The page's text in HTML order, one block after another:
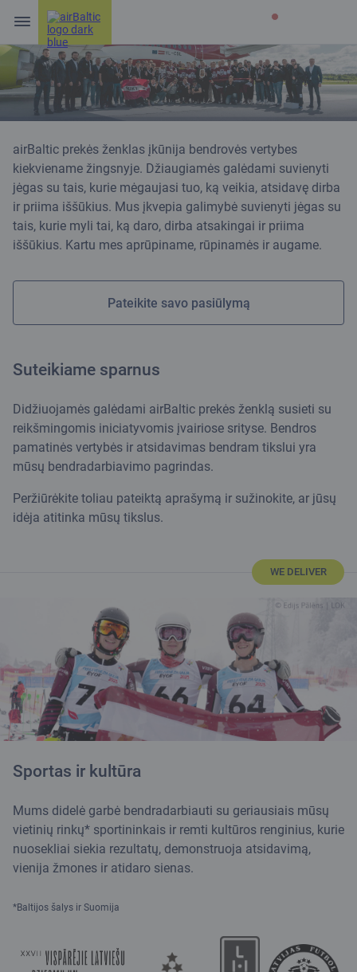
airBaltic prekės ženklas įkūnija bendrovės vertybes
kiekviename žingsnyje. Džiaugiamės galėdami suvienyti
jėgas su tais, kurie mėgaujasi tuo, ką veikia, atsidavę dirba
ir priima iššūkius. Mus įkvepia galimybė suvienyti jėgas su
tais, kurie myli tai, ką daro, dirba atsakingai ir priima
iššūkius. Kartu mes aprūpiname, rūpinamės ir augame.
Pateikite savo pasiūlymą
Suteikiame sparnus
Didžiuojamės galėdami airBaltic prekės ženklą susieti su
reikšmingomis iniciatyvomis įvairiose srityse. Bendros
pamatinės vertybės ir atsidavimas bendram tikslui yra
mūsų bendradarbiavimo pagrindas.
Peržiūrėkite toliau pateiktą aprašymą ir sužinokite, ar jūsų
idėja atitinka mūsų tikslus.
WE DELIVER
Sportas ir kultūra
Mums didelė garbė bendradarbiauti su geriausiais mūsų
vietinių rinkų* sportininkais ir remti kultūros renginius, kurie
nuosekliai siekia rezultatų, demonstruoja atsidavimą,
vienija žmones ir atidaro sienas.
*Baltijos šalys ir Suomija